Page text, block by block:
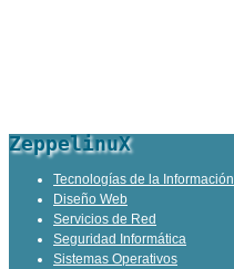
ZeppelinuX
Tecnologías de la Información
Diseño Web
Servicios de Red
Seguridad Informática
Sistemas Operativos